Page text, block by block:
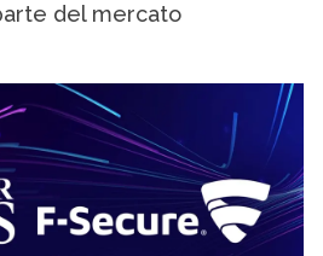
del mercato